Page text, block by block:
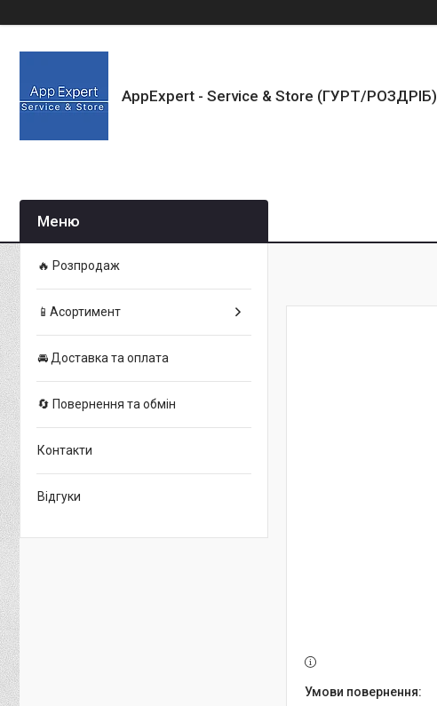
AppExpert - Service & Store (ГУРТ/РОЗДРІБ)
🔥 Розпродаж
📱Асортимент
🚘 Доставка та оплата
🔄 Повернення та обмін
Контакти
Відгуки